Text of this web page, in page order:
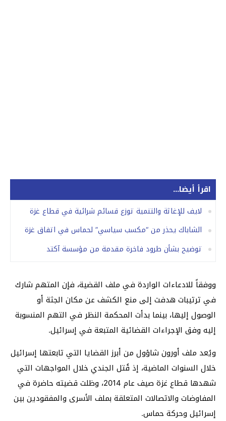
اقرأ أيضا...
لايف للإغاثة والتنمية توزع قسائم شرائية في قطاع غزة
الشاباك يحذر من “مكسب سياسي” لحماس في اتفاق غزة
توضيح بشأن طرود فاخرة مقدمة من مؤسسة آكتد
ووفقاً للادعاءات الواردة في ملف القضية، فإن المتهم شارك
في ترتيبات هدفت إلى منع الكشف عن مكان الجثة أو
الوصول إليها، بينما بدأت المحكمة النظر في التهم المنسوبة
إليه وفق الإجراءات القضائية المتبعة في إسرائيل.
ويُعد ملف أورون شاؤول من أبرز القضايا التي تابعتها إسرائيل
خلال السنوات الماضية، إذ قُتل الجندي خلال المواجهات التي
شهدها قطاع غزة صيف عام 2014، وظلت قضيته حاضرة في
المفاوضات والاتصالات المتعلقة بملف الأسرى والمفقودين بين
إسرائيل وحركة حماس.